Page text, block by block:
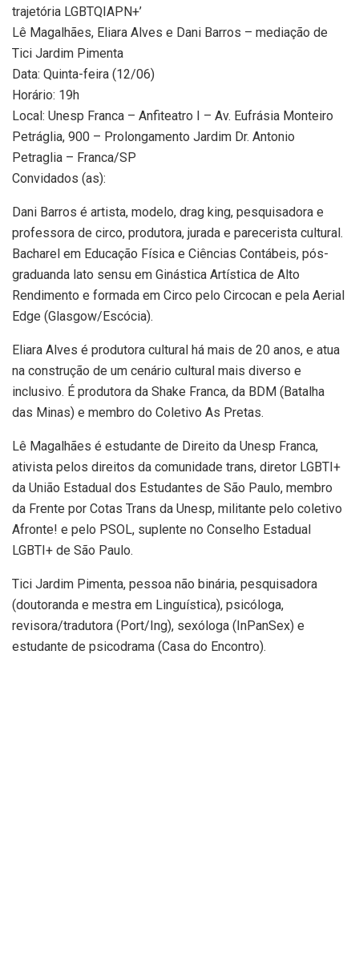
trajetória LGBTQIAPN+’
Lê Magalhães, Eliara Alves e Dani Barros – mediação de
Tici Jardim Pimenta
Data: Quinta-feira (12/06)
Horário: 19h
Local: Unesp Franca – Anfiteatro I – Av. Eufrásia Monteiro
Petráglia, 900 – Prolongamento Jardim Dr. Antonio
Petraglia – Franca/SP
Convidados (as):
Dani Barros é artista, modelo, drag king, pesquisadora e
professora de circo, produtora, jurada e parecerista cultural.
Bacharel em Educação Física e Ciências Contábeis, pós-
graduanda lato sensu em Ginástica Artística de Alto
Rendimento e formada em Circo pelo Circocan e pela Aerial
Edge (Glasgow/Escócia).
Eliara Alves é produtora cultural há mais de 20 anos, e atua
na construção de um cenário cultural mais diverso e
inclusivo. É produtora da Shake Franca, da BDM (Batalha
das Minas) e membro do Coletivo As Pretas.
Lê Magalhães é estudante de Direito da Unesp Franca,
ativista pelos direitos da comunidade trans, diretor LGBTI+
da União Estadual dos Estudantes de São Paulo, membro
da Frente por Cotas Trans da Unesp, militante pelo coletivo
Afronte! e pelo PSOL, suplente no Conselho Estadual
LGBTI+ de São Paulo.
Tici Jardim Pimenta, pessoa não binária, pesquisadora
(doutoranda e mestra em Linguística), psicóloga,
revisora/tradutora (Port/Ing), sexóloga (InPanSex) e
estudante de psicodrama (Casa do Encontro).